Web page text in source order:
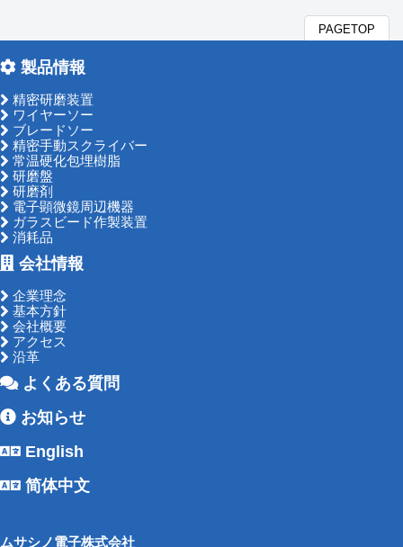
PAGETOP
製品情報
精密研磨装置
ワイヤーソー
ブレードソー
精密手動スクライバー
常温硬化包埋樹脂
研磨盤
研磨剤
電子顕微鏡周辺機器
ガラスビード作製装置
消耗品
会社情報
企業理念
基本方針
会社概要
アクセス
沿革
よくある質問
お知らせ
English
简体中文
ムサシノ電子株式会社